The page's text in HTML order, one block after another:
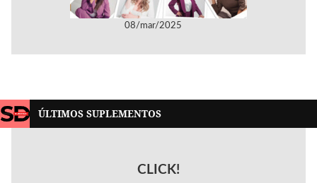
08/mar/2025
ÚLTIMOS SUPLEMENTOS
CLICK!